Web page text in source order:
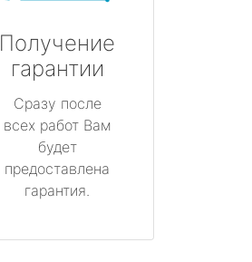
Получение
гарантии
Сразу после
всех работ Вам
будет
предоставлена
гарантия.